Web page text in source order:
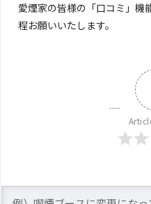
愛煙家の皆様の「口コミ」機
程お願いいたします。